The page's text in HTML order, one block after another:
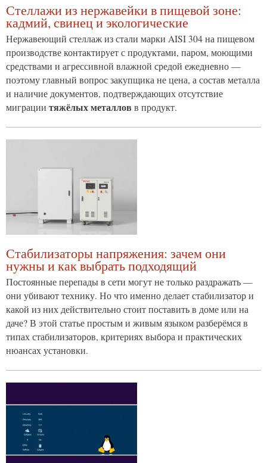
Стеллажи из нержавейки в пищевой зоне:
кадмий, свинец и экологические
Нержавеющий стеллаж из стали марки AISI 304 на пищевом
производстве контактирует с продуктами, паром, моющими
средствами и агрессивной влажной средой ежедневно —
поэтому главный вопрос закупщика не цена, а состав металла
и наличие документов, подтверждающих отсутствие
миграции тяжёлых металлов в продукт.
Стабилизаторы напряжения: зачем они
нужны и как выбрать подходящий
Постоянные перепады в сети могут не только раздражать —
они убивают технику. Но что именно делает стабилизатор и
какой из них действительно стоит поставить в доме или на
даче? В этой статье простым и живым языком разберёмся в
типах стабилизаторов, критериях выбора и практических
нюансах установки.